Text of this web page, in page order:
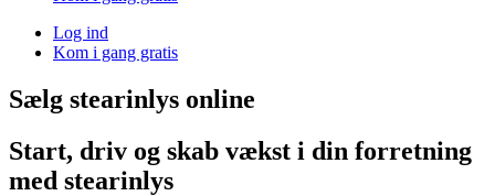
Log ind
Kom i gang gratis
Sælg stearinlys online
Start, driv og skab vækst i din forretning
med stearinlys